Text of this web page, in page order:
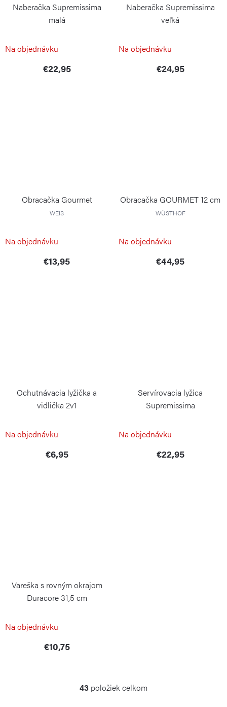
Naberačka Supremissima
malá
Na objednávku
€22,95
Naberačka Supremissima
veľká
Na objednávku
€24,95
Obracačka Gourmet
WEIS
Na objednávku
€13,95
Obracačka GOURMET 12 cm
WÜSTHOF
Na objednávku
€44,95
Ochutnávacia lyžička a
vidlička 2v1
Na objednávku
€6,95
Servírovacia lyžica
Supremissima
Na objednávku
€22,95
Vareška s rovným okrajom
Duracore 31,5 cm
Na objednávku
€10,75
O
43 položiek celkom